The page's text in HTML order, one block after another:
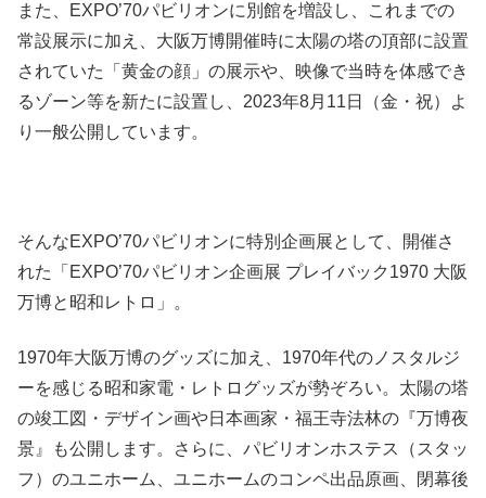
また、EXPO’70パビリオンに別館を増設し、これまでの
常設展示に加え、大阪万博開催時に太陽の塔の頂部に設置
されていた「黄金の顔」の展示や、映像で当時を体感でき
るゾーン等を新たに設置し、2023年8月11日（金・祝）よ
り一般公開しています。
そんなEXPO’70パビリオンに特別企画展として、開催さ
れた「EXPO’70パビリオン企画展 プレイバック1970 大阪
万博と昭和レトロ」。
1970年大阪万博のグッズに加え、1970年代のノスタルジ
ーを感じる昭和家電・レトログッズが勢ぞろい。太陽の塔
の竣工図・デザイン画や日本画家・福王寺法林の『万博夜
景』も公開します。さらに、パビリオンホステス（スタッ
フ）のユニホーム、ユニホームのコンペ出品原画、閉幕後